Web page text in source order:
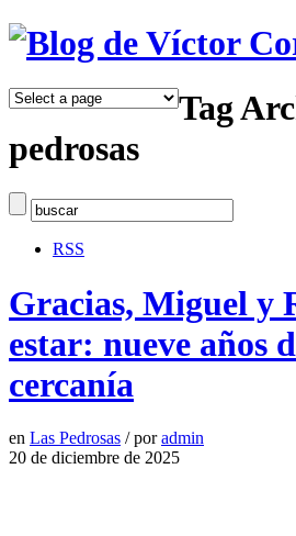
Tag
pedrosas
RSS
Gracias, Miguel y
estar: nueve años
cercanía
en Las Pedrosas / poradmin
20 de diciembre de 2025